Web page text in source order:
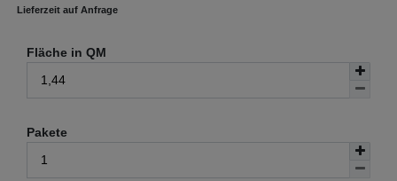
Lieferzeit auf Anfrage
Fläche in QM
Pakete